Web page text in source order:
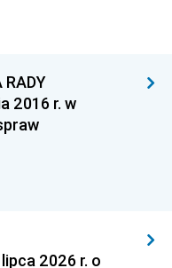
RADY
2016 r. w
2026 r. o